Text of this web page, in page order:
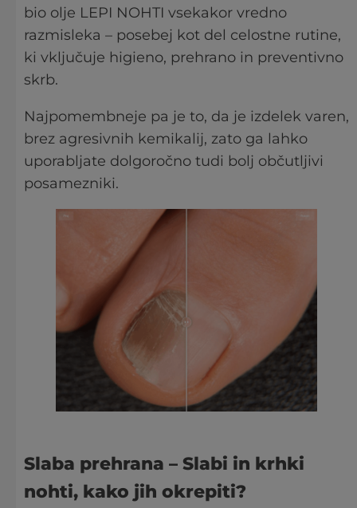
bio olje LEPI NOHTI vsekakor vredno
razmisleka – posebej kot del celostne rutine,
ki vključuje higieno, prehrano in preventivno
skrb.
Najpomembneje pa je to, da je izdelek varen,
brez agresivnih kemikalij, zato ga lahko
uporabljate dolgoročno tudi bolj občutljivi
posamezniki.
Slaba prehrana – Slabi in krhki
nohti, kako jih okrepiti?